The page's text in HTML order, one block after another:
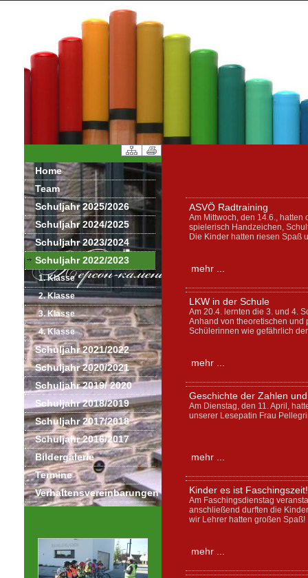
Home
Team
Schuljahr 2025/2026
Schuljahr 2024/2025
Schuljahr 2023/2024
Schuljahr 2022/2023
1. Klasse
2. Klasse
3. Klasse
4. Klasse
Schuljahr 2021/2022
Schuljahr 2020/2021
Schuljahr 2019/ 2020
Schuljahr 2018/2019
Schuljahr 2017/2018
Schuljahr 2016/2017
Bildergalerie
Termine
Verhaltensvereinbarungen
ASVÖ Radtraining
Am Mittwoch, den 14.6.,
spielerisch Handzeichen,
Die Kinder hatten riesen Spaß
mehr ...
LKW in der Schule
Am 20.4. lernten die 3. und 4.
Anhand von theoretischen und
Schülerinnen wie gefährlich
mehr ...
Geschichte der Zahlen
Am Dienstag, den 11. April,
unserer Lesepatin Frau
mehr ...
Kinder es ist Faschingszeit!
Am Faschingsdienstag
anschließend durften die
wir Lehrer hatten großen
mehr ...